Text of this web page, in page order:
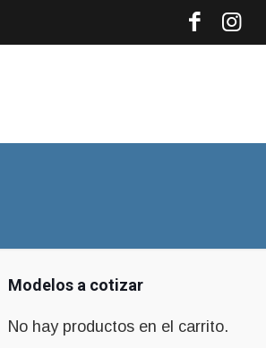
Modelos a cotizar
No hay productos en el carrito.